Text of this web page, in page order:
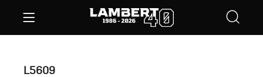
L5609